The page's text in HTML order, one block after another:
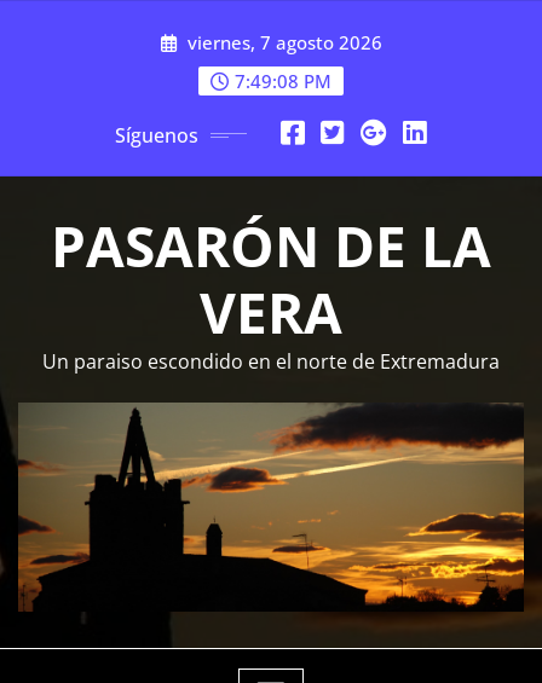
viernes, 7 agosto 2026
7:49:09 PM
Síguenos
PASARÓN DE LA
VERA
Un paraiso escondido en el norte de Extremadura